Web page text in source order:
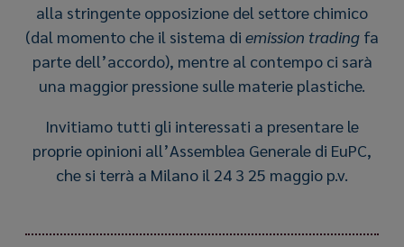
alla stringente opposizione del settore chimico
(dal momento che il sistema di emission trading fa
parte dell’accordo), mentre al contempo ci sarà
una maggior pressione sulle materie plastiche.
Invitiamo tutti gli interessati a presentare le
proprie opinioni all’Assemblea Generale di EuPC,
che si terrà a Milano il 24 3 25 maggio p.v.